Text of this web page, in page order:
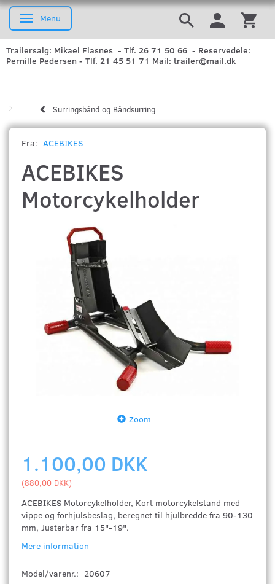
Skifte navigation
Menu
Trailersalg: Mikael Flasnes - Tlf. 26 71 50 66 - Reservedele:
Pernille Pedersen - Tlf. 21 45 51 71 Mail: trailer@mail.dk
Surringsbånd og Båndsurring
Fra: ACEBIKES
ACEBIKES
Motorcykelholder
Zoom
1.100,00 DKK
(880,00 DKK)
ACEBIKES Motorcykelholder, Kort motorcykelstand med
vippe og forhjulsbeslag, beregnet til hjulbredde fra 90-130
mm, Justerbar fra 15"-19".
Mere information
Model/varenr.: 20607